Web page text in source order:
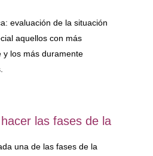
evaluación de la situación
aquellos con más
y los más duramente
las fases de la
una de las fases de la